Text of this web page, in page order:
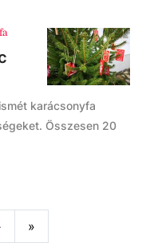
karácsonyfa
Összesen 20
Next»Last